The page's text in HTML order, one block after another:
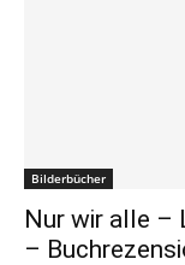
Bilderbücher
Nur wir alle –
–